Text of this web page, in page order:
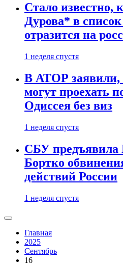
Стало известно,
Дурова* в
отразится на
1 неделя спустя
В АТОР заявили,
могут проехать
Одиссея без виз
1 неделя спустя
СБУ предъявила
Бортко
действий России
1 неделя спустя
Главная
2025
Сентябрь
16